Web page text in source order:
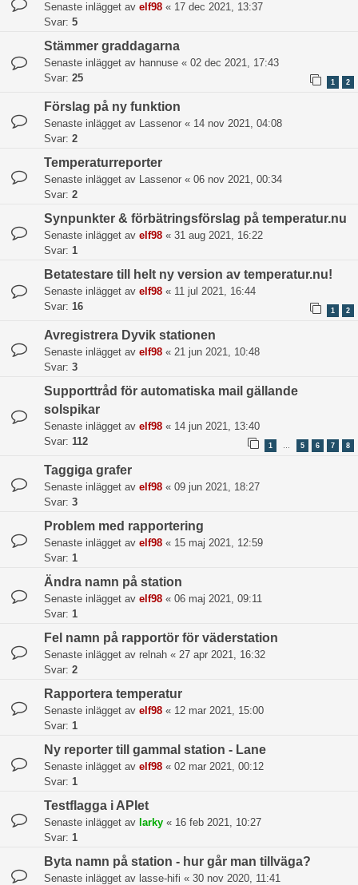
Senaste inlägget av elf98 « 17 dec 2021, 13:37
Svar: 5
Stämmer graddagarna
Senaste inlägget av hannuse « 02 dec 2021, 17:43
Svar: 25 1 2
Förslag på ny funktion
Senaste inlägget av Lassenor « 14 nov 2021, 04:08
Svar: 2
Temperaturreporter
Senaste inlägget av Lassenor « 06 nov 2021, 00:34
Svar: 2
Synpunkter & förbätringsförslag på temperatur.nu
Senaste inlägget av elf98 « 31 aug 2021, 16:22
Svar: 1
Betatestare till helt ny version av temperatur.nu!
Senaste inlägget av elf98 « 11 jul 2021, 16:44
Svar: 16 1 2
Avregistrera Dyvik stationen
Senaste inlägget av elf98 « 21 jun 2021, 10:48
Svar: 3
Supporttråd för automatiska mail gällande
solspikar
Senaste inlägget av elf98 « 14 jun 2021, 13:40
Svar: 112 1 … 5 6 7 8
Taggiga grafer
Senaste inlägget av elf98 « 09 jun 2021, 18:27
Svar: 3
Problem med rapportering
Senaste inlägget av elf98 « 15 maj 2021, 12:59
Svar: 1
Ändra namn på station
Senaste inlägget av elf98 « 06 maj 2021, 09:11
Svar: 1
Fel namn på rapportör för väderstation
Senaste inlägget av relnah « 27 apr 2021, 16:32
Svar: 2
Rapportera temperatur
Senaste inlägget av elf98 « 12 mar 2021, 15:00
Svar: 1
Ny reporter till gammal station - Lane
Senaste inlägget av elf98 « 02 mar 2021, 00:12
Svar: 1
Testflagga i APIet
Senaste inlägget av larky « 16 feb 2021, 10:27
Svar: 1
Byta namn på station - hur går man tillväga?
Senaste inlägget av lasse-hifi « 30 nov 2020, 11:41